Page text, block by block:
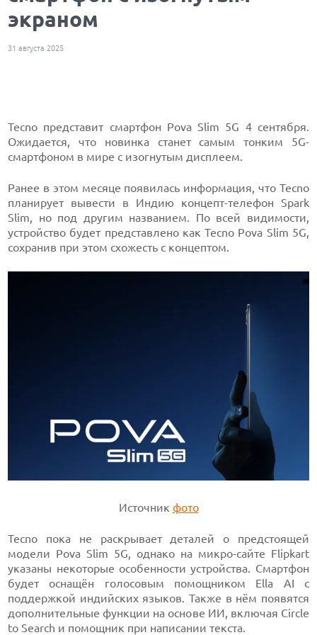
экраном
31 августа 2025
Tecno представит смартфон Pova Slim 5G 4 сентября.
Ожидается, что новинка станет самым тонким 5G-
смартфоном в мире с изогнутым дисплеем.
Ранее в этом месяце появилась информация, что Tecno
планирует вывести в Индию концепт-телефон Spark
Slim, но под другим названием. По всей видимости,
устройство будет представлено как Tecno Pova Slim 5G,
сохранив при этом схожесть с концептом.
Источник фото
Tecno пока не раскрывает деталей о предстоящей
модели Pova Slim 5G, однако на микро-сайте Flipkart
указаны некоторые особенности устройства. Смартфон
будет оснащён голосовым помощником Ella AI с
поддержкой индийских языков. Также в нём появятся
дополнительные функции на основе ИИ, включая Circle
to Search и помощник при написании текста.